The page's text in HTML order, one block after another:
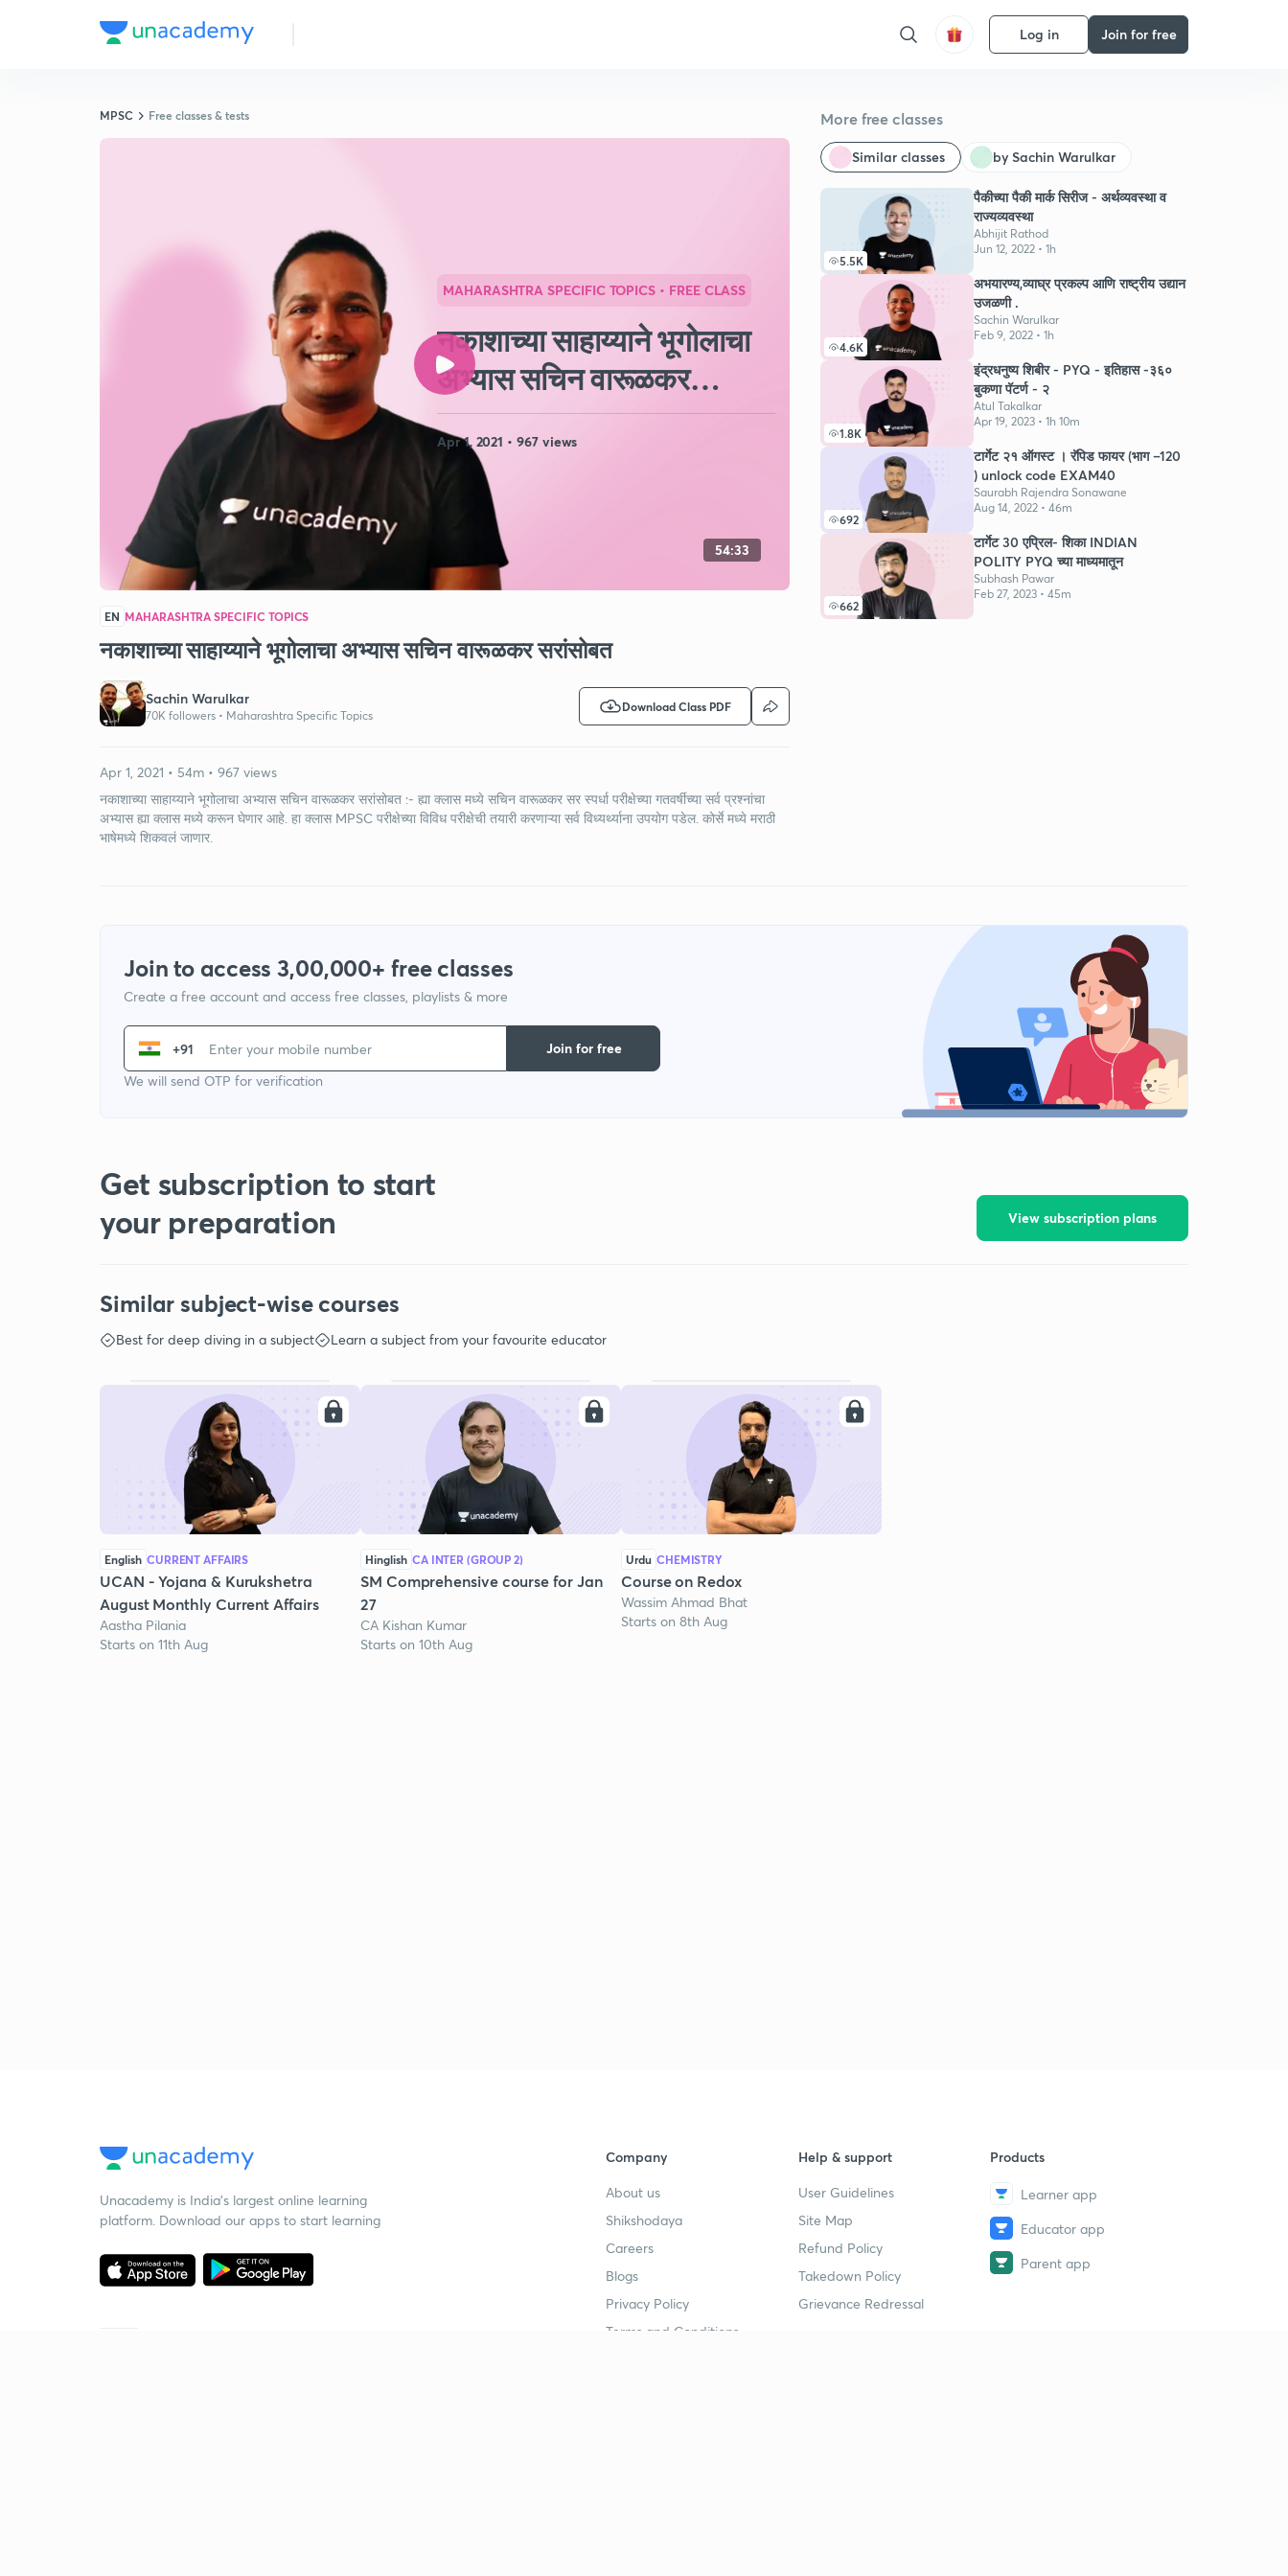
Log in Join for free
MPSC Free classes & tests More free classes
Similar classes by Sachin Warulkar
5.5K
पैकीच्या पैकी मार्क सिरीज - अर्थव्यवस्था व
राज्यव्यवस्था
Abhijit Rathod
Jun 12, 2022 • 1h
4.6K
अभयारण्य,व्याघ्र प्रकल्प आणि राष्ट्रीय उद्यान
उजळणी .
Sachin Warulkar
Feb 9, 2022 • 1h
1.8K
इंद्रधनुष्य शिबीर - PYQ - इतिहास -३६०
बुकणा पॅटर्ण - २
Atul Takalkar
Apr 19, 2023 • 1h 10m
692
टार्गेट २१ ऑगस्ट । रॅपिड फायर (भाग –120
) unlock code EXAM40
Saurabh Rajendra Sonawane
Aug 14, 2022 • 46m
662
टार्गेट 30 एप्रिल- शिका INDIAN
POLITY PYQ च्या माध्यमातून
Subhash Pawar
Feb 27, 2023 • 45m
MAHARASHTRA SPECIFIC TOPICS • FREE CLASS
नकाशाच्या साहाय्याने भूगोलाचा
अभ्यास सचिन वारूळकर
सरांसोबत
Apr 1, 2021 • 967 views
54:33
EN MAHARASHTRA SPECIFIC TOPICS
नकाशाच्या साहाय्याने भूगोलाचा अभ्यास सचिन वारूळकर सरांसोबत
Sachin Warulkar
70K followers • Maharashtra Specific Topics
Download Class PDF
Apr 1, 2021 • 54m • 967 views
नकाशाच्या साहाय्याने भूगोलाचा अभ्यास सचिन वारूळकर सरांसोबत :- ह्या क्लास मध्ये सचिन वारूळकर सर स्पर्धा परीक्षेच्या गतवर्षीच्या सर्व प्रश्नांचा
अभ्यास ह्या क्लास मध्ये करून घेणार आहे. हा क्लास MPSC परीक्षेच्या विविध परीक्षेची तयारी करणाऱ्या सर्व विध्यर्थ्याना उपयोग पडेल. कोर्से मध्ये मराठी
भाषेमध्ये शिकवलं जाणार.
Join to access 3,00,000+ free classes
Create a free account and access free classes, playlists & more
+91
We will send OTP for verification
Join for free
Get subscription to start
your preparation
View subscription plans
Similar subject-wise courses
Best for deep diving in a subject Learn a subject from your favourite educator
English CURRENT AFFAIRS
UCAN - Yojana & Kurukshetra
August Monthly Current Affairs
Aastha Pilania
Starts on 11th Aug
Hinglish CA INTER (GROUP 2)
SM Comprehensive course for Jan
27
CA Kishan Kumar
Starts on 10th Aug
Urdu CHEMISTRY
Course on Redox
Wassim Ahmad Bhat
Starts on 8th Aug
Unacademy is India’s largest online learning
platform. Download our apps to start learning
Company
About us
Shikshodaya
Careers
Blogs
Privacy Policy
Terms and Conditions
Help & support
User Guidelines
Site Map
Refund Policy
Takedown Policy
Grievance Redressal
Products
Learner app
Educator app
Parent app